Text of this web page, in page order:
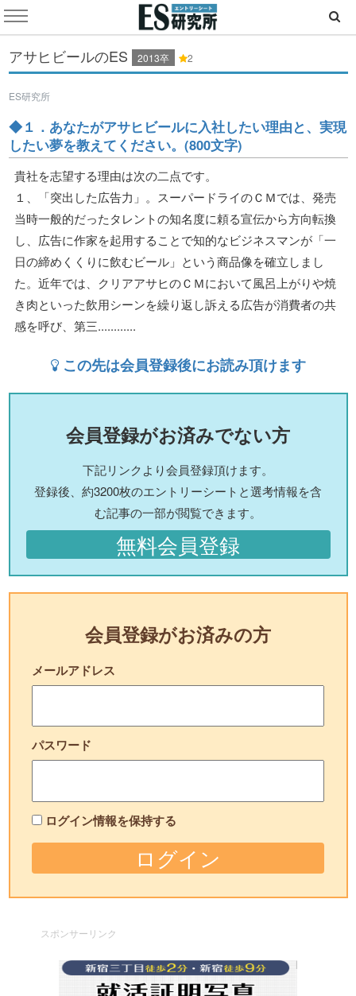
アサヒビールのES 2013卒 2
ES研究所
◆１．あなたがアサヒビールに入社したい理由と、実現
したい夢を教えてください。(800文字)
貴社を志望する理由は次の二点です。
１、「突出した広告力」。スーパードライのＣＭでは、発売
当時一般的だったタレントの知名度に頼る宣伝から方向転換
し、広告に作家を起用することで知的なビジネスマンが「一
日の締めくくりに飲むビール」という商品像を確立しまし
た。近年では、クリアアサヒのＣＭにおいて風呂上がりや焼
き肉といった飲用シーンを繰り返し訴える広告が消費者の共
感を呼び、第三............
この先は会員登録後にお読み頂けます
会員登録がお済みでない方
下記リンクより会員登録頂けます。
登録後、約3200枚のエントリーシートと選考情報を含
む記事の一部が閲覧できます。
無料会員登録
会員登録がお済みの方
メールアドレス
パスワード
ログイン情報を保持する
スポンサーリンク